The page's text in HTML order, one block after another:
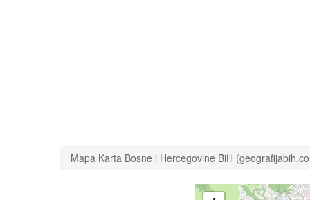
Mapa Karta Bosne i Hercegovine BiH